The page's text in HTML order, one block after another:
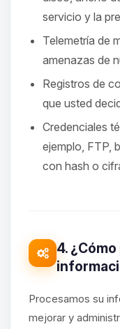
servicio y la
Telemetría de
amenazas de
Registros de
que usted
Credenciales
ejemplo, FTP,
con hash o
4.
Procesamos su
mejorar y